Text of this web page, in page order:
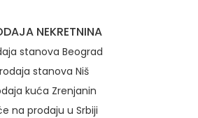
NEKRETNINA
stanova Beograd
stanova Niš
kuća Zrenjanin
na prodaju u Srbiji